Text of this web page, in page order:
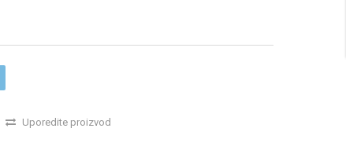
Uporedite proizvod